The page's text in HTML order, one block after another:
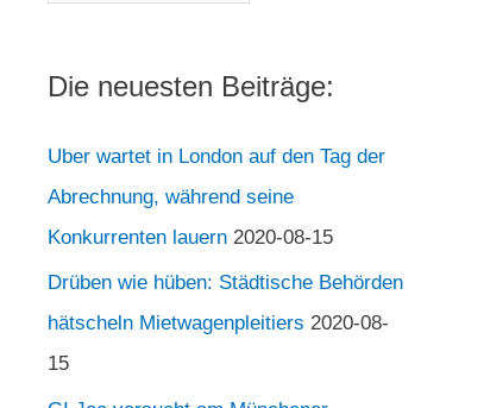
Die neuesten Beiträge:
Uber wartet in London auf den Tag der
Abrechnung, während seine
Konkurrenten lauern 2020-08-15
Drüben wie hüben: Städtische Behörden
hätscheln Mietwagenpleitiers 2020-08-
15